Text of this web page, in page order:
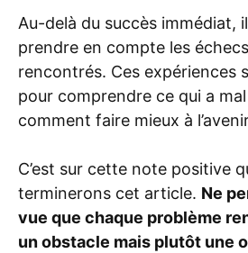
Au-delà du succès immédiat,
prendre en compte les
rencontrés. Ces expériences
pour comprendre ce qui a
comment faire mieux à
C’est sur cette note positive
terminerons cet article. Ne
vue que chaque problème
un obstacle mais plutôt une